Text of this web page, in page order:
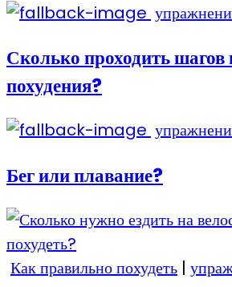
Сколько проходить шагов
похудения?
Бег или плавание?
Как правильно похудеть |